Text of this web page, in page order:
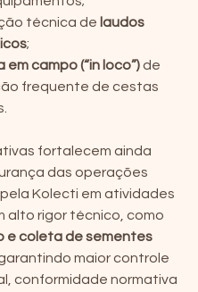
técnica de laudos
;
em campo (“in loco”) de
frequente de cestas
fortalecem ainda
das operações
Kolecti em atividades
alto rigor técnico, como
e coleta de sementes
garantindo maior controle
conformidade normativa